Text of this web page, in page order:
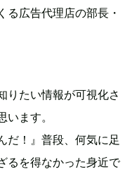
る広告代理店の部長・
りたい情報が可視化さ
ます。
だ！』普段、何気に足
るを得なかった身近で